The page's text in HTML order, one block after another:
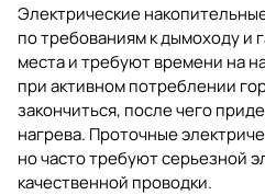
Электрические
по требованиям к дымоходу и
места и требуют времени на
при активном потреблении
закончиться, после чего
нагрева. Проточные
но часто требуют серьезной
качественной проводки.